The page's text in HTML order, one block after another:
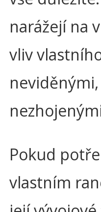
narážejí na
vliv
Pokud
vlastním